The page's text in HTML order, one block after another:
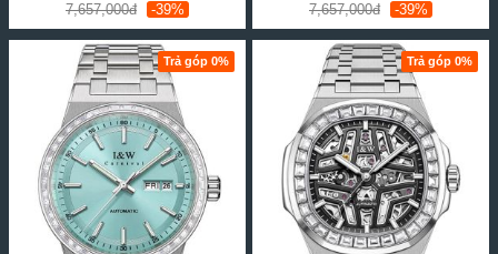
7,657,000đ -39% 7,657,000đ -39%
Trả góp 0% Trả góp 0%